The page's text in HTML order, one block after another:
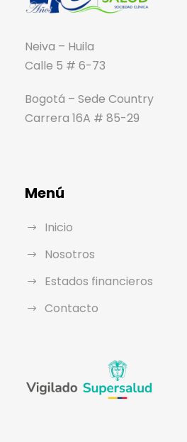
Neiva – Huila
Calle 5 # 6-73
Bogotá – Sede Country
Carrera 16A # 85-29
Menú
Inicio
Nosotros
Estados financieros
Contacto